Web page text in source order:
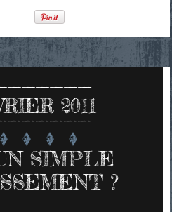
2011
SIMPLE
?